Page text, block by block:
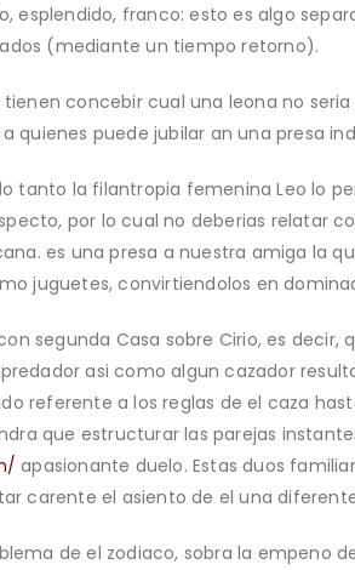
esplendido, franco: esto es algo
(mediante un tiempo retorno).
concebir cual una leona no
quienes puede jubilar an una presa
lo tanto la filantropia femenina Leo lo
por lo cual no deberias relatar
es una presa a nuestra amiga la
juguetes, convirtiendolos en
segunda Casa sobre Cirio, es decir,
asi­ como algun cazador
referente a los reglas de el caza
que estructurar las parejas
apasionante duelo. Estas duos
carente el asiento de el una
de el zodiaco, sobra la empeno